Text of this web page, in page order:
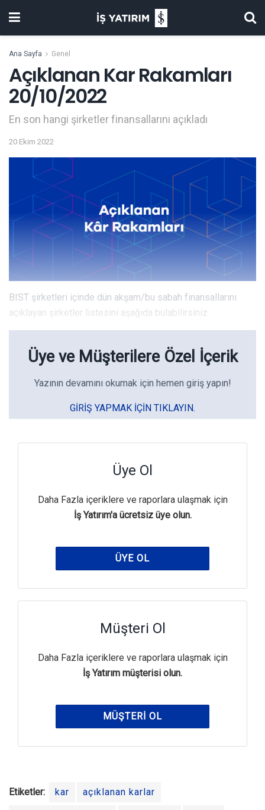
Ana Sayfa Genel
Açıklanan Kar Rakamları
20/10/2022
En son hangi şirketler finansallarını açıkladı
20 Ekim 2022
BIST şirketleri içinde dün akşam/bu sabah finansallarını
açıklayan şirketler listesini aşağıda bulabilirsiniz.
Üye ve Müşterilere Özel İçerik
Yazının devamını okumak için hemen giriş yapın!
GIRIŞ YAPMAK IÇIN TIKLAYIN.
Üye Ol
Daha Fazla içeriklere ve raporlara ulaşmak için
İş Yatırım'a ücretsiz üye olun.
ÜYE OL
Müşteri Ol
Daha Fazla içeriklere ve raporlara ulaşmak için
İş Yatırım müşterisi olun.
MÜŞTERI OL
Etiketler: kar açıklanan karlar